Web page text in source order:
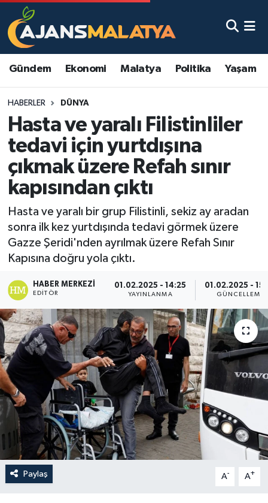
Gündem Ekonomi Malatya Politika Yaşam
HABERLER DÜNYA
Hasta ve yaralı Filistinliler
tedavi için yurtdışına
çıkmak üzere Refah sınır
kapısından çıktı
Hasta ve yaralı bir grup Filistinli, sekiz ay aradan
sonra ilk kez yurtdışında tedavi görmek üzere
Gazze Şeridi'nden ayrılmak üzere Refah Sınır
Kapısına doğru yola çıktı.
HABER MERKEZI
EDITÖR
01.02.2025 - 14:25
YAYINLANMA
01.02.2025 -
GÜNCELLEME
Paylaş A- A+
Asayiş
Eğitim
Ekonomi
Gündem
Kadın
Kültür & Sanat
Magazin
Politika
Sağlık
Spor
Teknoloji
Yaşam
Malatya Nöbetçi Eczaneler
Malatya Namaz Vakitleri
Malatya Trafik Yoğunluk Haritası
TFF 3.Lig 2.Grup Puan Durumu ve Fikstür
Tüm Manşetler
Son Dakika Haberleri
Haber Arşivi